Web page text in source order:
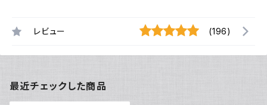
レビュー (196)
最近チェックした商品